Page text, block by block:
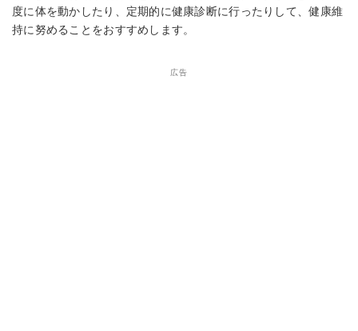
度に体を動かしたり、定期的に健康診断に行ったりして、健康維
持に努めることをおすすめします。
広告